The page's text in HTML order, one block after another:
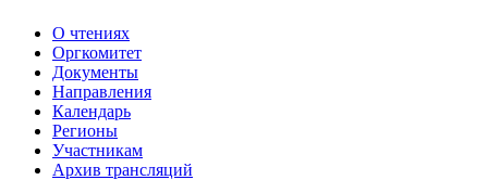
О чтениях
Оргкомитет
Документы
Направления
Календарь
Регионы
Участникам
Архив трансляций